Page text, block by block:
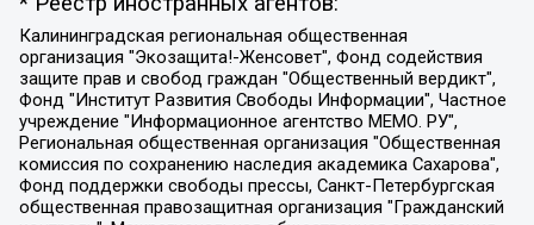
Калининградская региональная общественная организация "Экозащита!-Женсовет", Фонд содействия защите прав и свобод граждан "Общественный вердикт", Фонд "Институт Развития Свободы Информации", Частное учреждение "Информационное агентство МЕМО. РУ", Региональная общественная организация "Общественная комиссия по сохранению наследия академика Сахарова", Фонд поддержки свободы прессы, Санкт-Петербургская общественная правозащитная организация "Гражданский контроль", Межрегиональная общественная организация "Информационно-просветительский центр "Мемориал", Региональный Фонд "Центр Защиты Прав Средств Массовой Информации", с 05.12.2023 Фонд "Центр Защиты Прав Средств массовой информации", Региональная общественная благотворительная организация помощи беженцам и мигрантам "Гражданское содействие", Негосударственное образовательное учреждение дополнительного профессионального образования (повышение квалификации) специалистов "АКАДЕМИЯ ПО ПРАВАМ ЧЕЛОВЕКА", Свердловская региональная общественная организация "Сутяжник", Автономная некоммерческая организация "Центр независимых социологических исследований", Союз общественных объединений "Российский исследовательский центр по правам человека", Региональное общественное учреждение научно-информационный центр "МЕМОРИАЛ", Некоммерческая организация "Фонд защиты гласности", Автономная некоммерческая организация "Институт прав человека", Городская общественная организация "Екатеринбургское общество "МЕМОРИАЛ", Городская общественная организация "Рязанское историко-просветительское и правозащитное общество "Мемориал" (Рязанский Мемориал), Челябинский региональный орган общественной самодеятельности – женское общественное объединение "Женщины Евразии", Челябинский региональный орган общественной самодеятельности "Уральская правозащитная группа", Фонд содействия защите здоровья и социальной справедливости имени Андрея Рылькова, Автономная Некоммерческая Организация "Аналитический Центр Юрия Левады", Автономная некоммерческая организация социальной поддержки населения "Проект Апрель", Региональная общественная организация помощи женщинам и детям, находящимся в кризисной ситуации "Информационно-методический центр "Анна", Фонд содействия развитию массовых коммуникаций и правовому просвещению "Так-так-Так", Фонд содействия устойчивому развитию "Серебряная тайга", Свердловский региональный общественный фонд социальных проектов "Новое время", "Idel.Реалии", Кавказ.Реалии, Крым.Реалии, Телеканал Настоящее Время, Татаро-башкирская служба Радио Свобода (Azatliq Radiosi), Радио Свободная Европа/Радио Свобода (PCE/PC), "Сибирь.Реалии", "Фактограф", Благотворительный фонд помощи осужденным и их семьям, Автономная некоммерческая организация "Институт глобализации и социальных движений", Фонд "В защиту прав заключенных", Частное учреждение "Центр поддержки и содействия развитию средств массовой информации", Пензенский региональный общественный благотворительный фонд "Гражданский союз", "Север.Реалии", Некоммерческая организация Фонд "Правовая инициатива", Общество с ограниченной ответственностью "Радио Свободная Европа/Радио Свобода", Чешское информационное агентство "MEDIUM-ORIENT", Красноярская региональная общественная организация "Мы против СПИДа", Камалягин Денис Николаевич, Маркелов Сергей Евгеньевич, Пономарев Лев Александрович, Савицкая Людмила Алексеевна, Автономная некоммерческая организация "Центр по работе с проблемой насилия "НАСИЛИЮ.НЕТ", Межрегиональный профессиональный союз работников здравоохранения "Альянс врачей", Юридическое лицо, зарегистрированное в Латвийской Республике, SIA "Medusa Project" (регистрационный номер 40103797863, дата регистрации 10.06.2014), Некоммерческая организация "Фонд по борьбе с коррупцией", Автономная некоммерческая организация "Институт права и публичной политики", Баданин Роман Сергеевич, Гликин Максим Александрович, Железнова Мария Михайловна, Лукьянова Юлия Сергеевна, Маетная Елизавета Витальевна, Маняхин Петр Борисович, Чуракова Ольга Владимировна, Ярош Юлия Петровна, Юридическое лицо "The Insider SIA", зарегистрированное в Риге, Латвийская Республика (дата регистрации 26.06.2015), являющееся администратором доменного имени интернет-издания "The Insider SIA", https://theins.ru, Постернак Алексей Евгеньевич, Рубин Михаил Аркадьевич, Анин Роман Александрович, Юридическое лицо Istories fonds, зарегистрированное в Латвийской Республике (регистрационный номер 50008295751, дата регистрации 24.02.2020), Великовский Дмитрий Александрович, Долинина Ирина Николаевна, Мароховская Алеся Алексеевна, Шлейнов Роман Юрьевич, Шмагун Олеся Валентиновна, Общество с ограниченной ответственностью "Альтаир 2021", Общество с ограниченной ответственностью "Вега 2021", Общество с ограниченной ответственностью "Главный редактор 2021", Общество с ограниченной ответственностью "Ромашки монолит", Важенков Артем Валерьевич, Ивановская областная общественная организация "Центр гендерных исследований", Гурман Юрий Альбертович, Медиапроект "ОВД-Инфо", Егоров Владимир Владимирович, Жилинский Владимир Александрович, Общество с ограниченной ответственностью "ЗП", Иванова София Юрьевна, Карезина Инна Павловна, Кильтау Екатерина Викторовна, Петров Алексей Викторович, Пискунов Сергей Евгеньевич, Смирнов Сергей Сергеевич, Тихонов Михаил Сергеевич, Общество с ограниченной ответственностью "ЖУРНАЛИСТ-ИНОСТРАННЫЙ АГЕНТ", Арапова Галина Юрьевна, Вольтская Татьяна Анатольевна, Американская компания "Mason G.E.S. Anonymous Foundation" (США), являющаяся владельцем интернет-издания https://mnews.world/, Компания "Stichting Bellingcat", зарегистрированная в Нидерландах (дата регистрации 11.07.2018), Захаров Андрей Вячеславович, Клепиковская Екатерина Дмитриевна, Общество с ограниченной ответственностью "МЕМО", Перл Роман Александрович, Симонов Евгений Алексеевич, Соловьева Елена Анатольевна, Сотников Даниил Владимирович, Сурначева Елизавета Дмитриевна, Автономная некоммерческая организация по защите прав человека и информированию населения "Якутия – Наше Мнение", Общество с ограниченной ответственностью "Москоу диджитал медиа", с 26.01.2023 Общество с ограниченной ответственностью "Чайка Белые сады", Ветошкина Валерия Валерьевна, Заговора Максим Александрович, Межрегиональное общественное движение "Российская ЛГБТ - сеть", Оленичев Максим Владимирович, Павлов Иван Юрьевич, Скворцова Елена Сергеевна, Общество с ограниченной ответственностью "Как бы инагент", Кочетков Игорь Викторович, Общество с ограниченной ответственностью "Честные выборы", Еланчик Олег Александрович, Общество с ограниченной ответственностью "Нобелевский призыв", Гималова Регина Эмилевна, Григорьев Андрей Валерьевич, Григорьева Алина Александровна, Ассоциация по содействию защите прав призывников, альтернативнослужащих и военнослужащих "Правозащитная группа "Гражданин.Армия.Право", Хисамова Регина Фаритовна, Автономная некоммерческая организация по реализации социально-правовых программ "Лилит", Дальневосточное общественное движение "Маяк", Санкт-Петербургская ЛГБТ-инициативная группа "Выход", Инициативная группа ЛГБТ+ "Реверс", Алексеев Андрей Викторович, Бекбулатова Таисия Львовна, Беляев Иван Михайлович, Владыкина Елена Сергеевна, Гельман Марат Александрович, Никульшина Вероника Юрьевна, Толоконникова Надежда Андреевна, Шендерович Виктор Анатольевич, Общество с ограниченной ответственностью "Данное сообщение", Общество с ограниченной ответственностью Издательский дом "Новая глава", Айнбиндер Александра Александровна, Московский комьюнити-центр для ЛГБТ+инициатив, Благотворительный фонд развития филантропии, Deutsche Welle (Германия, Kurt-Schumacher-Strasse 3, 53113 Bonn), Борзунова Мария Михайловна, Воробьев Виктор Викторович, Голубева Анна Львовна, Константинова Алла Михайловна, Малкова Ирина Владимировна, Мурадов Мурад Абдулгалимович, Осетинская Елизавета Николаевна, Понасенков Евгений Николаевич, Ганапольский Матвей Юрьевич, Киселев Евгений Алексеевич, Борухович Ирина Григорьевна, Дремин Иван Тимофеевич, Дубровский Дмитрий Викторович, Красноярская региональная общественная организация поддержки и развития альтернативных образовательных технологий и межкультурных коммуникаций "ИНТЕРРА", Маяковская Екатерина Алексеевна, Фейгин Марк Захарович, Филимонов Андрей Викторович, Дзугкоева Регина Николаевна, Доброхотов Роман Александрович, Дудь Юрий Александрович, Елкин Сергей Владимирович, Кругликов Кирилл Игоревич, Сабунаева Мария Леонидовна, Семенов Алексей Владимирович, Шаинян Карен Багратович, Шульман Екатерина Михайловна, Асафьев Артур Валерьевич, Вахштайн Виктор Семенович, Венедиктов Алексей Алексеевич, Лушникова Екатерина Евгеньевна, Волков Леонид Михайлович, Невзоров Александр Глебович, Пархоменко Сергей Борисович, Сироткин Ярослав Николаевич, Кара-Мурза Владимир Владимирович, Баранова Наталья Владимировна, Гозман Леонид Яковлевич, Кагарлицкий Борис Юльевич, Климарев Михаил Валерьевич, Милов Владимир Станиславович, Автономная некоммерческая организация Краснодарский центр современного искусства "Типография", Моргенштерн Алишер Тагирович, Соболь Любовь Эдуардовна, Общество с ограниченной ответственностью "ЛИЗА НОРМ", Каспаров Гарри Кимович, Ходорковский Михаил Борисович, Общество с ограниченной ответственностью "Апрельские тезисы", Данилович Ирина Брониславовна, Кашин Олег Владимирович, Петров Николай Владимирович, Пивоваров Алексей Владимирович, Соколов Михаил Владимирович, Цветкова Юлия Владимировна, Чичваркин Евгений Александрович, Комитет против пыток/Команда против пыток, Общество с ограниченной ответственностью "Первый научный", Общество с ограниченной ответственностью "Вертолет и ко", Белоцерковская Вероника Борисовна, Кац Максим Евгеньевич, Лазарева Татьяна Юрьевна, Шаведдинов Руслан Табризович, Яшин Илья Валерьевич, Общество с ограниченной ответственностью "Иноагент ААВ", Алешковский Дмитрий Петрович, Альбац Евгения Марковна, Быков Дмитрий Львович, Галямина Юлия Евгеньевна, Лойко Сергей Леонидович, Мартынов Кирилл Константинович, Медведев Сергей Александрович, Крашенинников Федор Геннадиевич, Гордеева Катерина Вл